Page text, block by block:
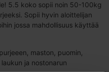
5.5 koko sopii noin 50-100kg
Sopii hyvin aloittelijan
jossa mahdollisuus käyttää
maston, puomin,
ja nostonarun